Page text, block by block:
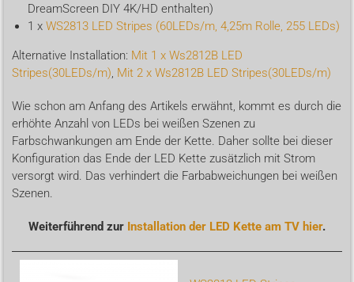
DreamScreen DIY 4K/HD enthalten)
1 x WS2813 LED Stripes (60LEDs/m, 4,25m Rolle, 255 LEDs)
Alternative Installation: Mit 1 x Ws2812B LED
Stripes(30LEDs/m), Mit 2 x Ws2812B LED Stripes(30LEDs/m)
Wie schon am Anfang des Artikels erwähnt, kommt es durch die
erhöhte Anzahl von LEDs bei weißen Szenen zu
Farbschwankungen am Ende der Kette. Daher sollte bei dieser
Konfiguration das Ende der LED Kette zusätzlich mit Strom
versorgt wird. Das verhindert die Farbabweichungen bei weißen
Szenen.
Weiterführend zur Installation der LED Kette am TV hier.